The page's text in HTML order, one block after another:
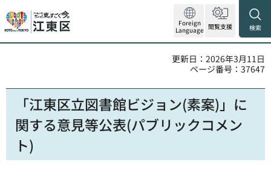
Foreign
Language 閲覧支援 検索
更新日：2026年3月11日
ページ番号：37647
「江東区立図書館ビジョン(素案)」に
関する意見等公表(パブリックコメン
ト)